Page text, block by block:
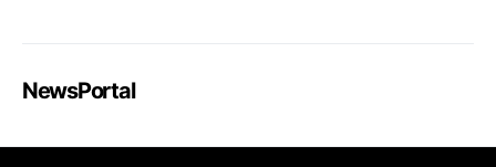
NewsPortal